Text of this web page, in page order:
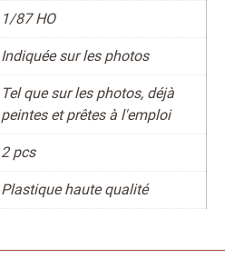
1/87 HO
Indiquée sur les photos
Tel que sur les photos, déjà
peintes et prêtes à l'emploi
2 pcs
Plastique haute qualité